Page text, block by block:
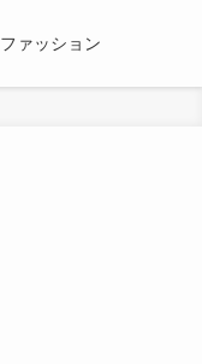
ファッション